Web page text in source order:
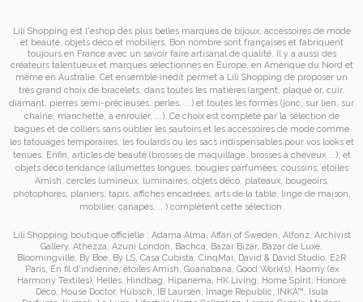
Lili Shopping est l'eshop des plus belles marques de bijoux, accessoires de mode
et beauté, objets déco et mobiliers. Bon nombre sont françaises et fabriquent
toujours en France avec un savoir faire artisanal de qualité. Il y a aussi des
créateurs talentueux et marques sélectionnés en Europe, en Amérique du Nord et
même en Australie. Cet ensemble inédit permet à Lili Shopping de proposer un
très grand choix de bracelets , dans toutes les matières (argent, plaqué or, cuir,
diamant, pierres semi-précieuses, perles, ...) et toutes les formes (jonc, sur lien, sur
chaîne, manchette, à enrouler, ...). Ce choix est complété par la sélection de
bagues et de colliers sans oublier les sautoirs et les accessoires de mode comme
les tatouages temporaires, les foulards ou les sacs indispensables pour vos looks et
tenues. Enfin, articles de beauté (brosses de maquillage, brosses à cheveux ...), et
objets déco tendance (allumettes longues, bougies parfumées, coussins, étoiles
Amish , cercles lumineux, luminaires, objets déco, plateaux, bougeoirs,
photophores, planiers, tapis, affiches encadrées, arts de la table, linge de maison,
mobilier, canapés, ...) complètent cette sélection.
Lili Shopping boutique officielle : Adama Alma Affari of Sweden Alfonz, Archivist
Gallery, Athezza Azuni London Bachca Bazar Bizar, Bazar de Luxe
Bloomingville By Boe By LS Casa Cubista CinqMai David & David Studio E2R
Paris, En fil d'indienne, étoiles Amish Guanabana Good Work(s), Haomy (ex
Harmony Textiles), Helles Hindbag Hipanema HK Living Home Spirit
Honoré
Déco, House Doctor, Hübsch IB Laursen Image Republic INKA™
Isula